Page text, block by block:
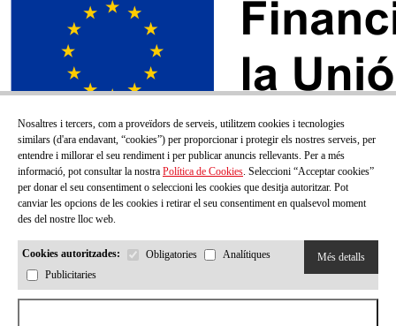
SUBSCRIU-TE AL NOSTRE BUTLLETÍ!
Nosaltres i tercers, com a proveïdors de serveis, utilitzem cookies i tecnologies
similars (d'ara endavant, “cookies”) per proporcionar i protegir els nostres serveis, per
entendre i millorar el seu rendiment i per publicar anuncis rellevants. Per a més
informació, pot consultar la nostra Política de Cookies. Seleccioni “Acceptar cookies”
per donar el seu consentiment o seleccioni les cookies que desitja autoritzar. Pot
canviar les opcions de les cookies i retirar el seu consentiment en qualsevol moment
des del nostre lloc web.
Cookies autoritzades: Obligatories
Analítiques
Publicitaries
Més detalls